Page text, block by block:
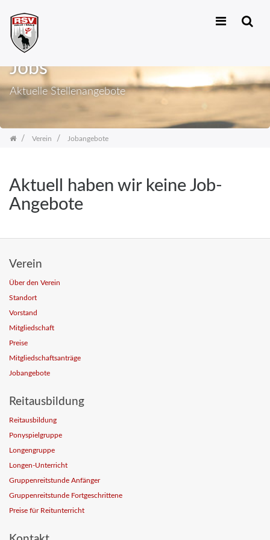
Zum
springen
Jobs
Aktuelle Stellenangebote
Verein Jobangebote
Aktuell haben wir keine Job-
Angebote
Verein
Über den Verein
Standort
Vorstand
Mitgliedschaft
Preise
Mitgliedschaftsanträge
Jobangebote
Reitausbildung
Reitausbildung
Ponyspielgruppe
Longengruppe
Longen-Unterricht
Gruppenreitstunde Anfänger
Gruppenreitstunde Fortgeschrittene
Preise für Reitunterricht